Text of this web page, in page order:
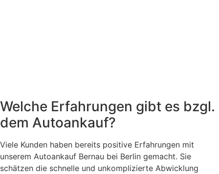
Welche Erfahrungen gibt es bzgl.
dem Autoankauf?
Viele Kunden haben bereits positive Erfahrungen mit
unserem Autoankauf Bernau bei Berlin gemacht. Sie
schätzen die schnelle und unkomplizierte Abwicklung